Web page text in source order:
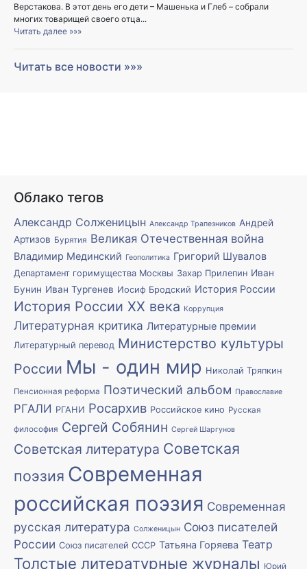
Верстакова. В этот день его дети – Машенька и Глеб – собрали
многих товарищей своего отца...
Читать далее »»»
Читать все новости »»»
Облако тегов
Александр Солженицын Александр Трапезников Андрей
Артизов Бурятия Великая Отечественная война
Владимир Мединский Геополитика Григорий Шувалов
Департамент горимущества Москвы Захар Прилепин Иван
Бунин Иван Тургенев Иосиф Бродский История России
История России XX века Коррупция
Литературная критика Литературные премии
Литературный перевод Министерство культуры
России Мы - один мир Николай Тряпкин
Пенсионная реформа Поэтический альбом Православие
РГАЛИ РГАНИ Росархив Российское кино Русская
философия Сергей Собянин Сергей Шаргунов
Советская литература Советская
поэзия Современная
российская поэзия Современная
русская литература Солженицын Союз писателей
России Союз писателей СССР Татьяна Горяева Театр
Толстые литературные журналы Юрий